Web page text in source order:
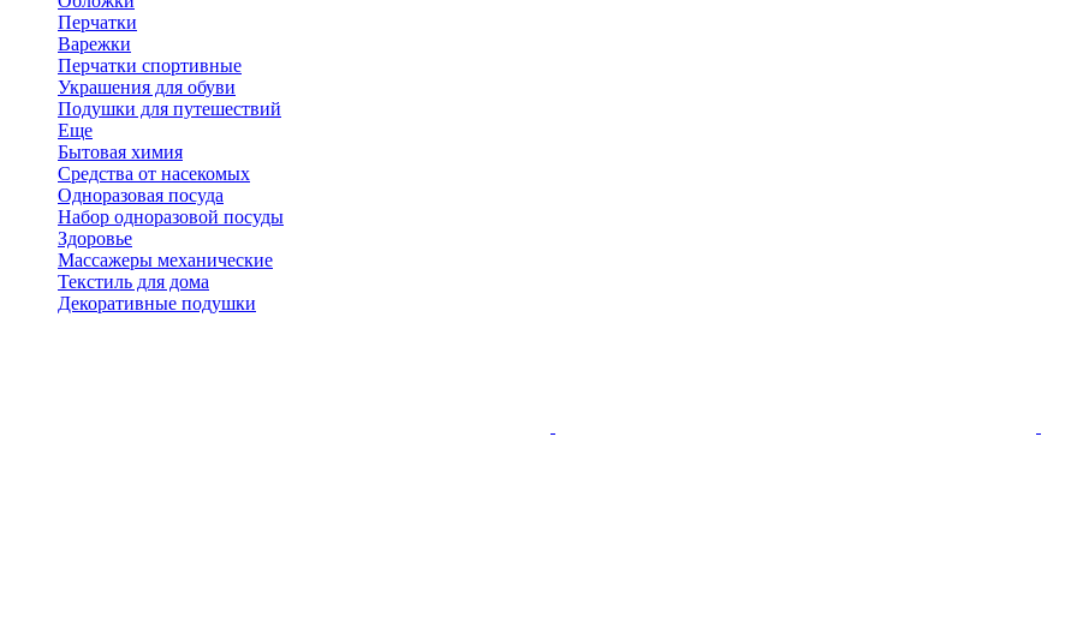
Перчатки
Варежки
Перчатки спортивные
Украшения для обуви
Подушки для путешествий
Еще
Бытовая химия
Средства от насекомых
Одноразовая посуда
Набор одноразовой посуды
Здоровье
Массажеры механические
Текстиль для дома
Декоративные подушки